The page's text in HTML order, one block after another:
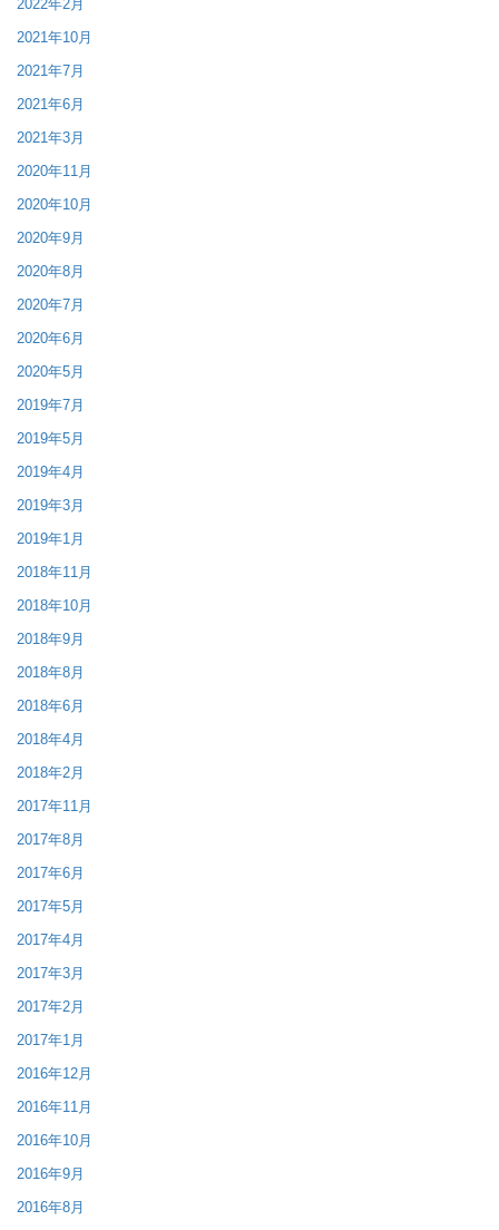
2022年2月
2021年10月
2021年7月
2021年6月
2021年3月
2020年11月
2020年10月
2020年9月
2020年8月
2020年7月
2020年6月
2020年5月
2019年7月
2019年5月
2019年4月
2019年3月
2019年1月
2018年11月
2018年10月
2018年9月
2018年8月
2018年6月
2018年4月
2018年2月
2017年11月
2017年8月
2017年6月
2017年5月
2017年4月
2017年3月
2017年2月
2017年1月
2016年12月
2016年11月
2016年10月
2016年9月
2016年8月